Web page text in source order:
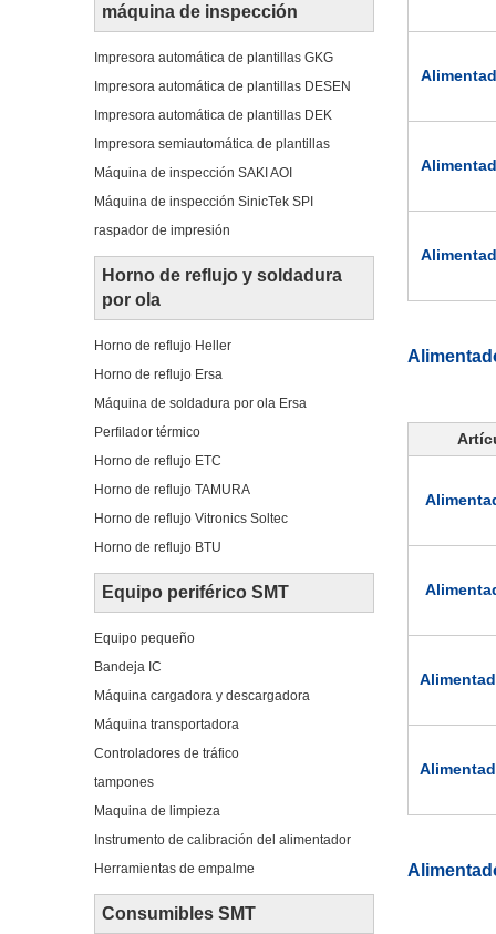
máquina de inspección
Impresora automática de plantillas GKG
Impresora automática de plantillas DESEN
Impresora automática de plantillas DEK
Impresora semiautomática de plantillas
Máquina de inspección SAKI AOI
Máquina de inspección SinicTek SPI
raspador de impresión
Horno de reflujo y soldadura
por ola
Horno de reflujo Heller
Horno de reflujo Ersa
Máquina de soldadura por ola Ersa
Perfilador térmico
Horno de reflujo ETC
Horno de reflujo TAMURA
Horno de reflujo Vitronics Soltec
Horno de reflujo BTU
Equipo periférico SMT
Equipo pequeño
Bandeja IC
Máquina cargadora y descargadora
Máquina transportadora
Controladores de tráfico
tampones
Maquina de limpieza
Instrumento de calibración del alimentador
Herramientas de empalme
Consumibles SMT